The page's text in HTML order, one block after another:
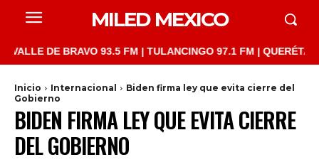
MILED MEXICO
DE BRAVO 93.5 FM | TULANCINGO 97.1 FM | QUERÉTARO
Inicio Internacional
Biden firma ley que evita cierre del
Gobierno
BIDEN FIRMA LEY QUE EVITA CIERRE
DEL GOBIERNO